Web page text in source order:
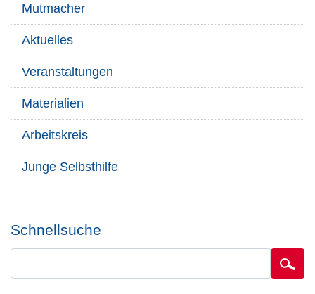
Mutmacher
Aktuelles
Veranstaltungen
Materialien
Arbeitskreis
Junge Selbsthilfe
Schnellsuche